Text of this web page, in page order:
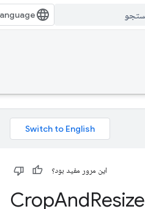
این مرور مفید بود؟
AndResize